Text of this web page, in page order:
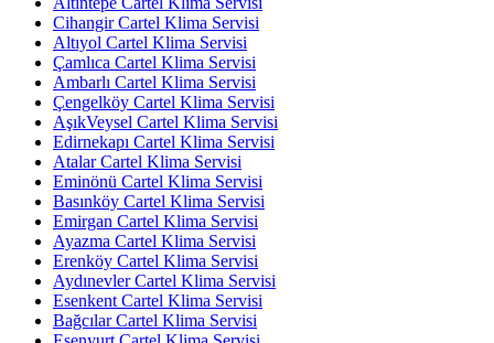
Cihangir Cartel Klima Servisi
Altıyol Cartel Klima Servisi
Çamlıca Cartel Klima Servisi
Ambarlı Cartel Klima Servisi
Çengelköy Cartel Klima Servisi
AşıkVeysel Cartel Klima Servisi
Edirnekapı Cartel Klima Servisi
Atalar Cartel Klima Servisi
Eminönü Cartel Klima Servisi
Basınköy Cartel Klima Servisi
Emirgan Cartel Klima Servisi
Ayazma Cartel Klima Servisi
Erenköy Cartel Klima Servisi
Aydınevler Cartel Klima Servisi
Esenkent Cartel Klima Servisi
Bağcılar Cartel Klima Servisi